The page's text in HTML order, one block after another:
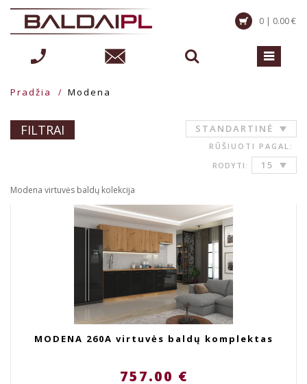
0 | 0.00 €
Pradžia Modena
FILTRAI STANDARTINĖ
RŪŠIUOTI PAGAL:
15
RODYTI:
Modena virtuvės baldų kolekcija
MODENA 260A virtuvės baldų komplektas
757.00 €